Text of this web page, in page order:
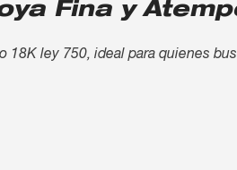
Fina y
18K ley 750, ideal para quienes